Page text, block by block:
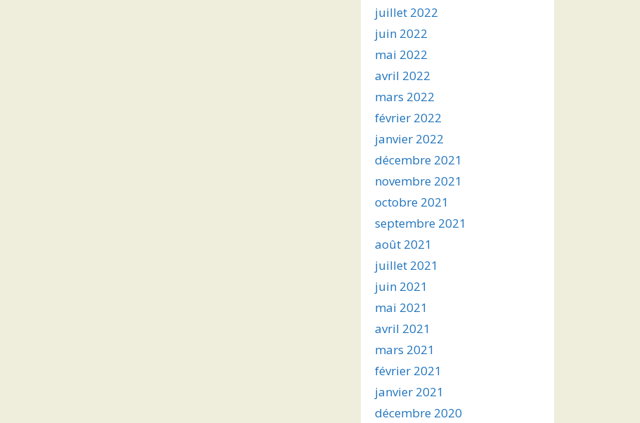
juillet 2022
juin 2022
mai 2022
avril 2022
mars 2022
février 2022
janvier 2022
décembre 2021
novembre 2021
octobre 2021
septembre 2021
août 2021
juillet 2021
juin 2021
mai 2021
avril 2021
mars 2021
février 2021
janvier 2021
décembre 2020